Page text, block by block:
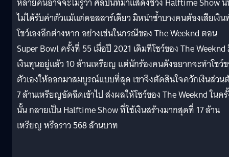
หลายคนอาจจะไม่รู้ว่า ศิลปินที่มาแสดงช่วง Halftime Show
ไม่ได้รับค่าตัวแม้แต่ดอลลาร์เดียว มิหนำซ้ำบางคนต้องเสียเงิน
โชว์เองอีกต่างหาก อย่างเช่นในกรณีของ The Weeknd ตอน
Super Bowl ครั้งที่ 55 เมื่อปี 2021 เดิมทีโชว์ของ The Weeknd
เงินทุนอยู่แล้ว 10 ล้านเหรียญ แต่นักร้องคนดังอยากจะทำโชว์
ตัวเองให้ออกมาสมบูรณ์แบบที่สุด เขาจึงตัดสินใจควักเงินส่วน
7 ล้านเหรียญอัดฉีดเข้าไป ส่งผลให้โชว์ของ The Weeknd ในค
นั้น กลายเป็น Halftime Show ที่ใช้เงินสร้างมากสุดที่ 17 ล้าน
เหรียญ หรือราว 568 ล้านบาท